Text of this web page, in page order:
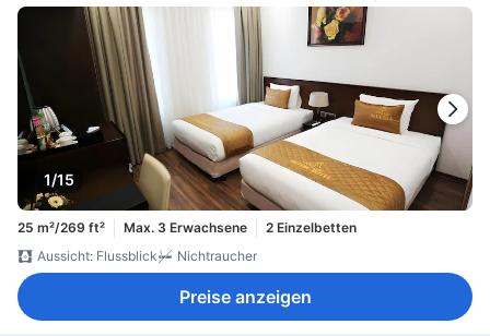
1/15
25 m²/269 ft² Max. 3 Erwachsene
2 Einzelbetten
Aussicht: Flussblick
Nichtraucher
Preise anzeigen